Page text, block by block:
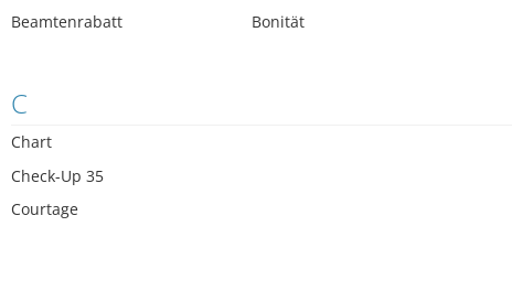
Beamtenrabatt
Bonität
C
Chart
Check-Up 35
Courtage